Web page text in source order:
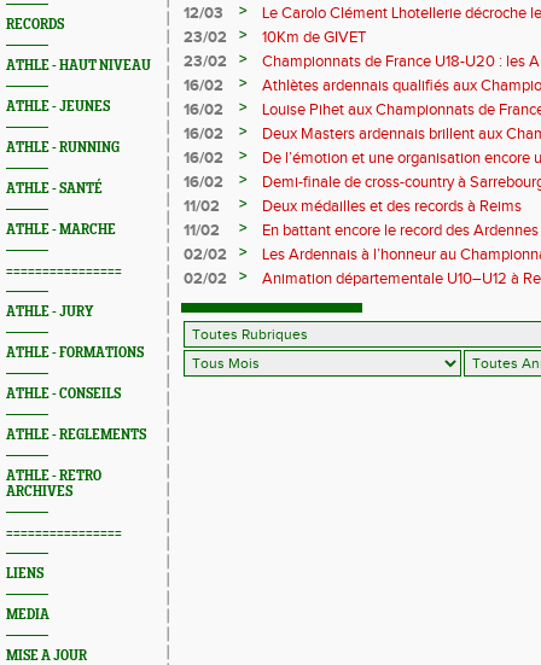
RECORDS
ATHLE - HAUT NIVEAU
ATHLE - JEUNES
ATHLE - RUNNING
ATHLE - SANTÉ
ATHLE - MARCHE
================
ATHLE - JURY
ATHLE - FORMATIONS
ATHLE - CONSEILS
ATHLE - REGLEMENTS
ATHLE - RETRO
ARCHIVES
================
LIENS
MEDIA
MISE A JOUR
12/03
>
Le Carolo Clément Lhotellerie décroche
master de cross-country
23/02 >
10Km de GIVET
23/02
>
Championnats de France U18-U20 : les
Val-de-Reuil
16/02 >
Athlètes ardennais qualifiés aux
en salle
16/02 >
Louise Pihet aux Championnats de
16/02
>
Deux Masters ardennais brillent aux
Saint‑Brieuc
16/02 >
De l’émotion et une organisation encore
Trail 2026
16/02 >
Demi-finale de cross-country à
boue… et à la fête !
11/02 >
Deux médailles et des records à Reims
11/02
>
En battant encore le record des
Pihet ira aux championnats de France
02/02 >
Les Ardennais à l’honneur au
02/02
>
Animation départementale U10–U12 à